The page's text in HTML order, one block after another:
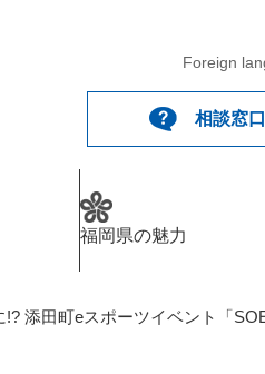
Foreign
相談窓口
福岡県の魅力
添田町eスポーツイベント「